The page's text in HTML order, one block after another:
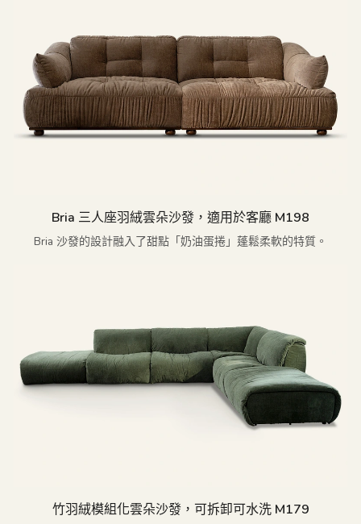
Bria 三人座羽絨雲朵沙發，適用於客廳 M198
Bria 沙發的設計融入了甜點「奶油蛋捲」蓬鬆柔軟的特質。
竹羽絨模組化雲朵沙發，可拆卸可水洗 M179